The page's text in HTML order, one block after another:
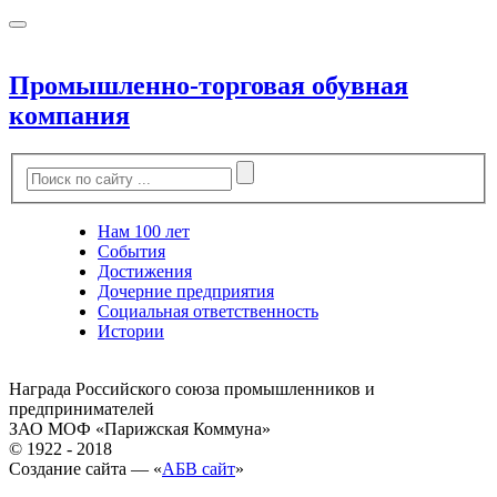
Промышленно-торговая обувная
компания
Нам 100 лет
События
Достижения
Дочерние предприятия
Социальная ответственность
Истории
Награда Российского союза промышленников и
предпринимателей
ЗАО МОФ «Парижская Коммуна»
© 1922 - 2018
Создание сайта — «АБВ сайт»